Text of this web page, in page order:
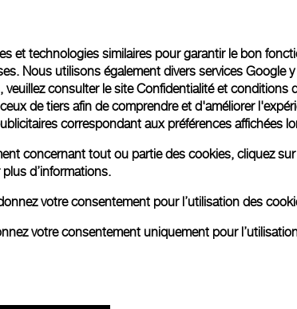
personnalisé.
En savoir plus
Toutes les images sont des
aux produits réels.
et technologies similaires pour garantir le bon
Nous utilisons également divers services Google
consulter lesite Confidentialité et conditions
de tiers afin de comprendre et d'améliorer
correspondant aux préférences affichées
concernant tout ou partie des cookies, cliquez
d’informations.
votre consentement pour l’utilisation des
votre consentement uniquement pour